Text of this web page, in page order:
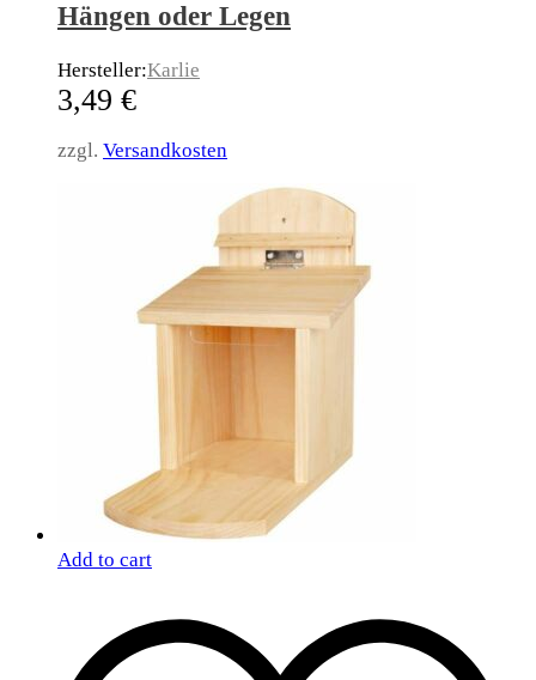
Hängen oder Legen
Hersteller:Karlie
3,49 €
zzgl. Versandkosten
Add to cart